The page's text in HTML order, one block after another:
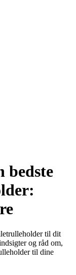
bedste
til dit
og råd om,
til dine